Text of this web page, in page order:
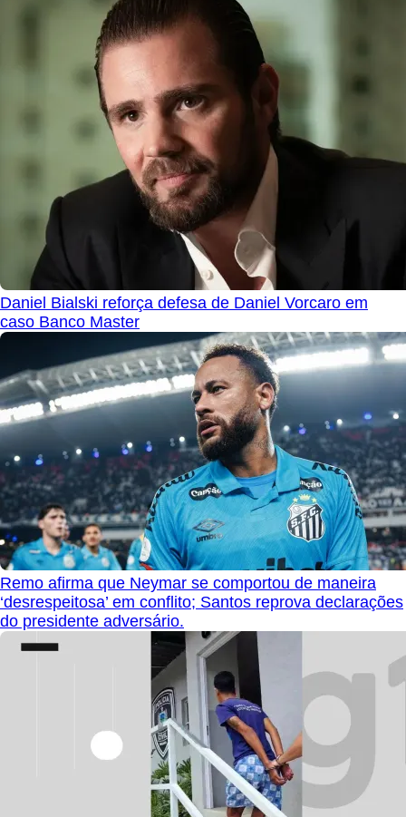
Daniel Bialski reforça defesa de Daniel Vorcaro em
caso Banco Master
Remo afirma que Neymar se comportou de maneira
‘desrespeitosa’ em conflito; Santos reprova declarações
do presidente adversário.